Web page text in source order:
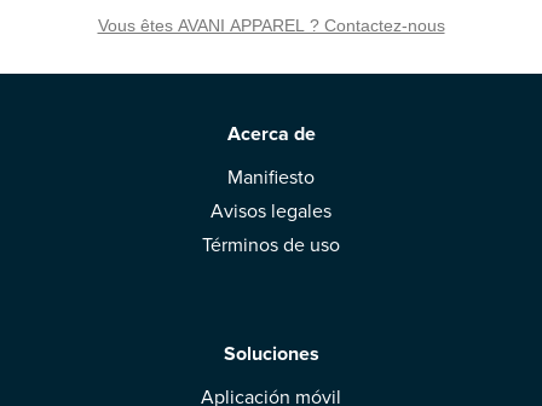
Vous êtes AVANI APPAREL ? Contactez-nous
Acerca de
Manifiesto
Avisos legales
Términos de uso
Soluciones
Aplicación móvil